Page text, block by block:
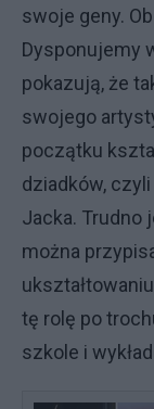
swoje geny.
Dysponujemy
pokazują, że
swojego
początku
dziadków,
Jacka. Trudno
można
tę rolę po
szkole i